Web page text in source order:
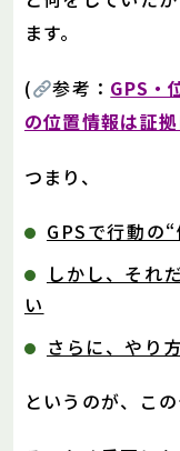
ます。
( 参考： GPS・
の位置情報は証
つまり、
GPSで行動の
しかし、それ
い
さらに、やり
というのが、こ